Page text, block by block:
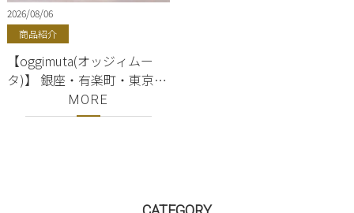
2026/08/06
商品紹介
【oggimuta(オッジィムー
タ)】 銀座・有楽町・東京駅
｜シャンプー・トリートメ
ント・オイル・エマルジョ
MORE